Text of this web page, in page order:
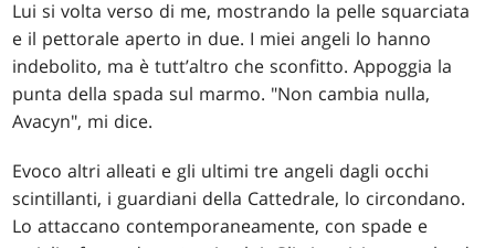
Lui si volta verso di me, mostrando la pelle squarciata
e il pettorale aperto in due. I miei angeli lo hanno
indebolito, ma è tutt’altro che sconfitto. Appoggia la
punta della spada sul marmo. "Non cambia nulla,
Avacyn", mi dice.
Evoco altri alleati e gli ultimi tre angeli dagli occhi
scintillanti, i guardiani della Cattedrale, lo circondano.
Lo attaccano contemporaneamente, con spade e